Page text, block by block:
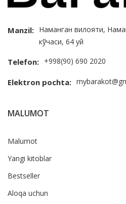
Manzil: Наманган вилояти,
кўчаси, 64 уй
Telefon: +998(90) 690 2020
Elektron pochta:
MALUMOT
Malumot
Yangi kitoblar
Bestseller
Aloqa uchun